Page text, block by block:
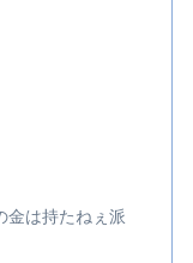
金は持たねぇ派